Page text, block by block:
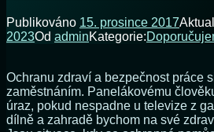
Publikováno 15. prosince 2017
2023Od adminKategorie:
Ochranu zdraví a bezpečnost práce
zaměstnáním. Panelákovému
úraz, pokud nespadne u televize z
dílně a zahradě bychom na své